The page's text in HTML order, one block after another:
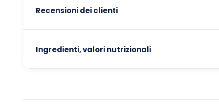
Recensioni dei clienti
Ingredienti, valori nutrizionali